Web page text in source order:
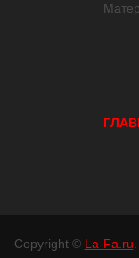
Copyright © La-Fa.ru